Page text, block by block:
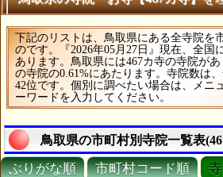
下記のリストは、鳥取県にある全寺院を
のです。『2026年05月27日』現在、全国
あります。鳥取県には467カ寺の寺院が
の寺院の0.61%にあたります。寺院数は
42位です。個別に調べたい場合は、メニ
ーワードを入力してください。
鳥取県の市町村別寺院一覧表
ぶりがな順 市町村コード順